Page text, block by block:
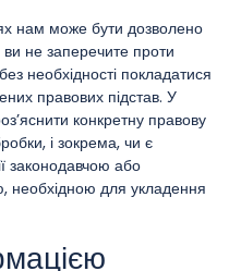
нам може бути дозволено
не заперечите проти
необхідності покладатися
правових підстав. У
конкретну правову
і зокрема, чи є
законодавчою або
необхідною для укладення